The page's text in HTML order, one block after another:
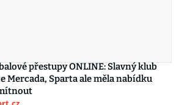
přestupy ONLINE: Slavný klub
Mercada, Sparta ale měla nabídku